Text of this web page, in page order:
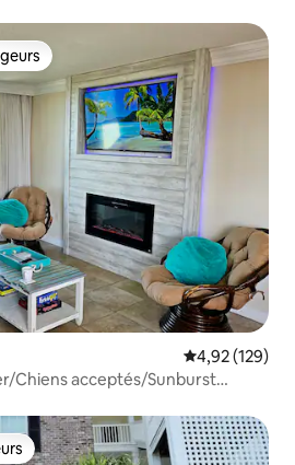
parmi les plus aimés
Note
4,92 (129)
Chiens acceptés/Sunburst